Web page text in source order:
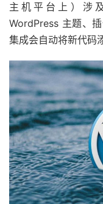
主机平台上）涉
WordPress 主题、
集成会自动将新代码